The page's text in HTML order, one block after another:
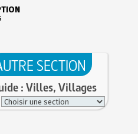
SECTION
: Villes, Villages